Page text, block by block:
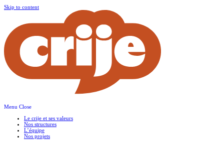
Skip to content
Menu Close
Le crije et ses valeurs
Nos structures
L’équipe
Nos projets